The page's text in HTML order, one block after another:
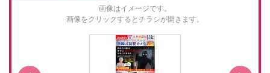
画像はイメージです。
画像をクリックするとチラシが開きます。